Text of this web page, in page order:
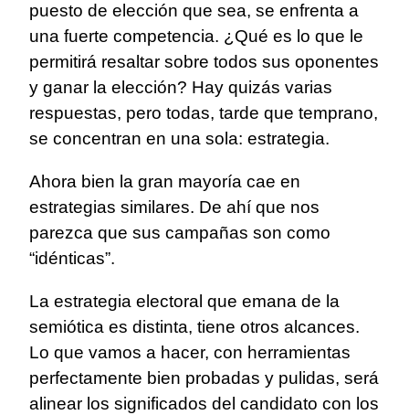
puesto de elección que sea, se enfrenta a
una fuerte competencia. ¿Qué es lo que le
permitirá resaltar sobre todos sus oponentes
y ganar la elección? Hay quizás varias
respuestas, pero todas, tarde que temprano,
se concentran en una sola: estrategia.
Ahora bien la gran mayoría cae en
estrategias similares. De ahí que nos
parezca que sus campañas son como
“idénticas”.
La estrategia electoral que emana de la
semiótica es distinta, tiene otros alcances.
Lo que vamos a hacer, con herramientas
perfectamente bien probadas y pulidas, será
alinear los significados del candidato con los